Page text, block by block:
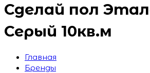
Сделай пол
Серый 10кв.м
Главная
Бренды